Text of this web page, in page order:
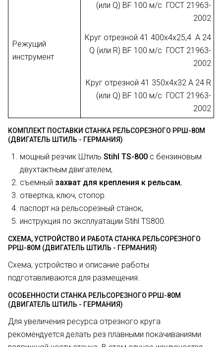
Режущий
инструмент
(или Q) BF 100 м/с ГОСТ 21963-
2002
Круг отрезной 41 400х4х25,4 A 24
Q (или R) BF 100 м/с ГОСТ 21963-
2002
Круг отрезной 41 350х4х32 A 24 R
(или Q) BF 100 м/с ГОСТ 21963-
2002
КОМПЛЕКТ ПОСТАВКИ СТАНКА РЕЛЬСОРЕЗНОГО РРШ-80М
(ДВИГАТЕЛЬ ШТИЛЬ - ГЕРМАНИЯ)
мощный резчик Штиль Stihl TS-800 с бензиновым
двухтактным двигателем,
съемный захват для крепления к рельсам,
отвертка, ключ, стопор.
паспорт на рельсорезный станок,
инструкция по эксплуатации Stihl TS800.
СХЕМА, УСТРОЙСТВО И РАБОТА СТАНКА РЕЛЬСОРЕЗНОГО
РРШ-80М (ДВИГАТЕЛЬ ШТИЛЬ - ГЕРМАНИЯ)
Схема, устройство и описание работы
подготавливаются для размещения.
ОСОБЕННОСТИ СТАНКА РЕЛЬСОРЕЗНОГО РРШ-80М
(ДВИГАТЕЛЬ ШТИЛЬ - ГЕРМАНИЯ)
Для увеличения ресурса отрезного круга
рекомендуется делать рез плавными покачиваниями